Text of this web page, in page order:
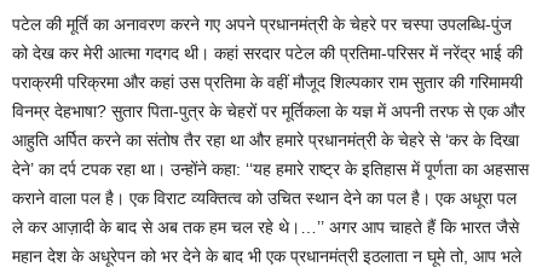
पटेल की मूर्ति का अनावरण करने गए अपने प्रधानमंत्री के चेहरे पर चस्पा उपलब्धि-पुंज
को देख कर मेरी आत्मा गदगद थी। कहां सरदार पटेल की प्रतिमा-परिसर में नरेंद्र भाई की
पराक्रमी परिक्रमा और कहां उस प्रतिमा के वहीं मौजूद शिल्पकार राम सुतार की गरिमामयी
विनम्र देहभाषा? सुतार पिता-पुत्र के चेहरों पर मूर्तिकला के यज्ञ में अपनी तरफ से एक और
आहुति अर्पित करने का संतोष तैर रहा था और हमारे प्रधानमंत्री के चेहरे से ‘कर के दिखा
देने’ का दर्प टपक रहा था। उन्होंने कहा: ‘‘यह हमारे राष्ट्र के इतिहास में पूर्णता का अहसास
कराने वाला पल है। एक विराट व्यक्तित्व को उचित स्थान देने का पल है। एक अधूरा पल
ले कर आज़ादी के बाद से अब तक हम चल रहे थे।…’’ अगर आप चाहते हैं कि भारत जैसे
महान देश के अधूरेपन को भर देने के बाद भी एक प्रधानमंत्री इठलाता न घूमे तो, आप भले